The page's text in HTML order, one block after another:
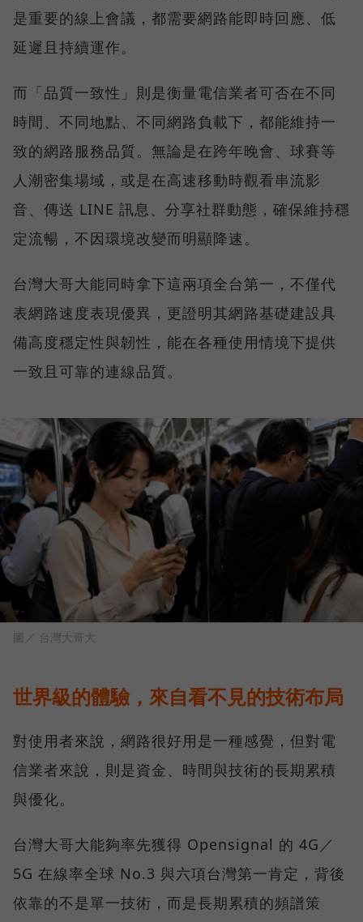
是重要的線上會議，都需要網路能即時回應、低
延遲且持續運作。
而「品質一致性」則是衡量電信業者可否在不同
時間、不同地點、不同網路負載下，都能維持一
致的網路服務品質。無論是在跨年晚會、球賽等
人潮密集場域，或是在高速移動時觀看串流影
音、傳送 LINE 訊息、分享社群動態，確保維持穩
定流暢，不因環境改變而明顯降速。
台灣大哥大能同時拿下這兩項全台第一，不僅代
表網路速度表現優異，更證明其網路基礎建設具
備高度穩定性與韌性，能在各種使用情境下提供
一致且可靠的連線品質。
圖／ 台灣大哥大
世界級的體驗，來自看不見的技術布局
對使用者來說，網路很好用是一種感覺，但對電
信業者來說，則是資金、時間與技術的長期累積
與優化。
台灣大哥大能夠率先獲得 Opensignal 的 4G／
5G 在線率全球 No.3 與六項台灣第一肯定，背後
依靠的不是單一技術，而是長期累積的頻譜策